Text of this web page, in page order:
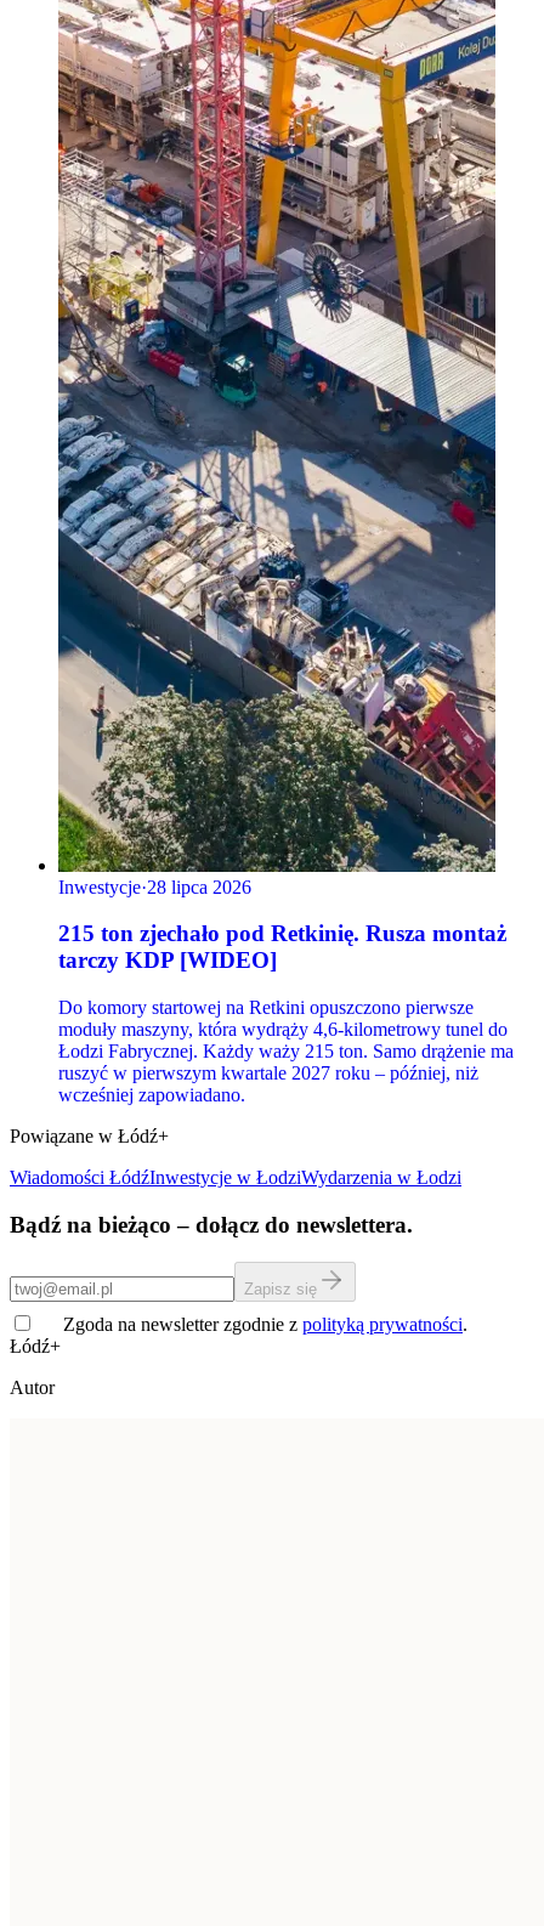
Inwestycje·28 lipca 2026
215 ton zjechało pod Retkinię. Rusza montaż
tarczy KDP [WIDEO]
Do komory startowej na Retkini opuszczono pierwsze
moduły maszyny, która wydrąży 4,6-kilometrowy tunel do
Łodzi Fabrycznej. Każdy waży 215 ton. Samo drążenie ma
ruszyć w pierwszym kwartale 2027 roku – później, niż
wcześniej zapowiadano.
Powiązane w Łódź+
Wiadomości ŁódźInwestycje w ŁodziWydarzenia w Łodzi
Bądź na bieżąco – dołącz do newslettera.
Zapisz się
Zgoda na newsletter zgodnie z polityką prywatności.
Łódź+
Autor